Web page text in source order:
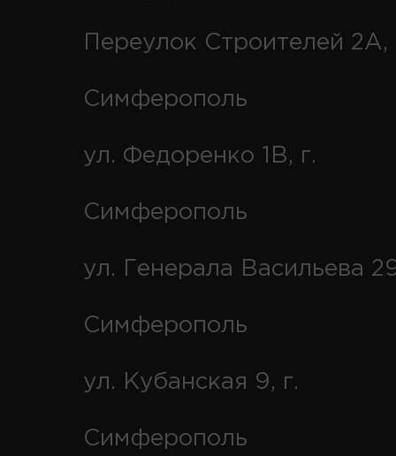
Переулок Строителей 2А,
Симферополь
ул. Федоренко 1В, г.
Симферополь
ул. Генерала Васильева
Симферополь
ул. Кубанская 9, г.
Симферополь